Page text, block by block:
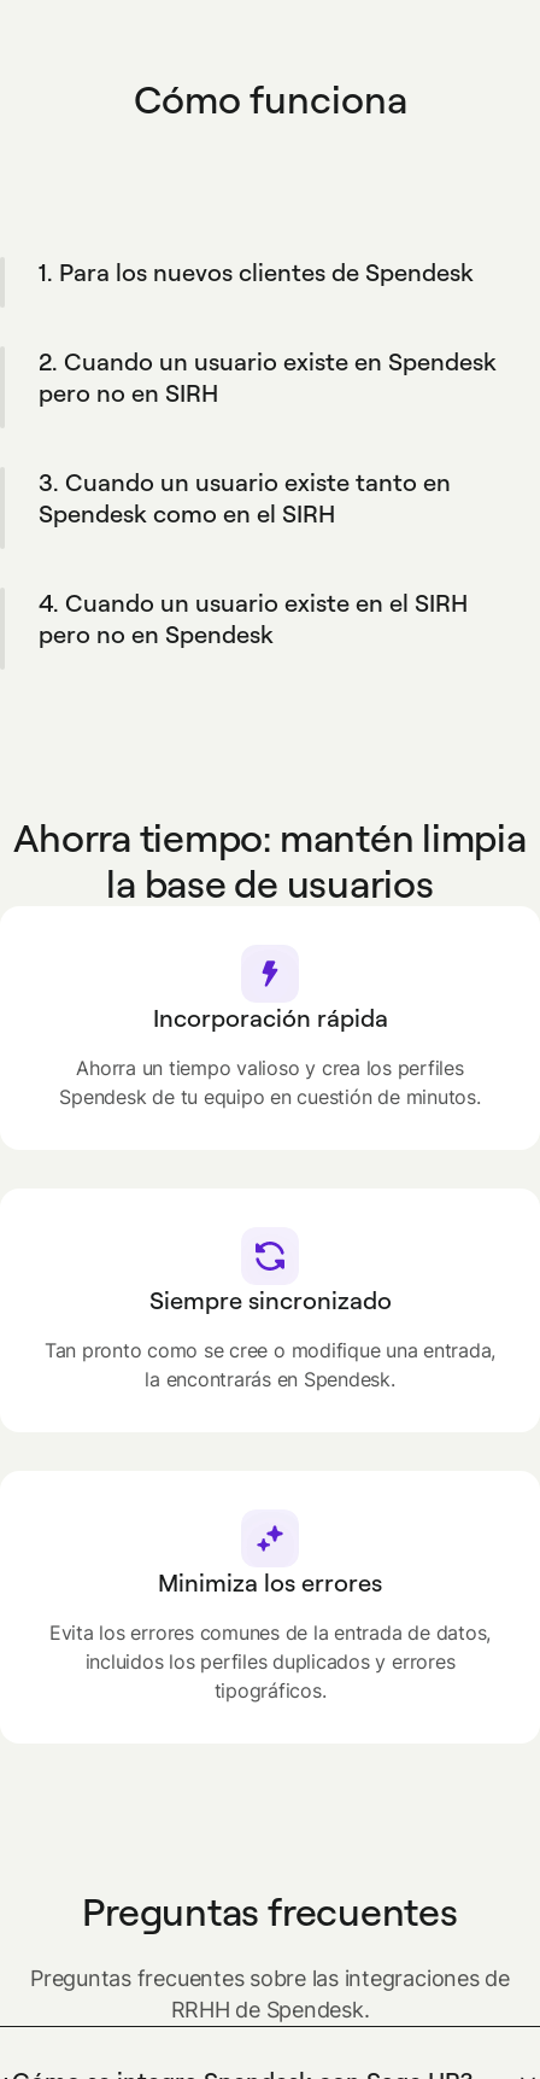
Cómo funciona
1. Para los nuevos clientes de Spendesk
los perfiles de Spendesk de su equipo para
que coincidan con su SIRH y sus reglas
2. Cuando un usuario existe en Spendesk
pero no en SIRH
información, manteniendo la flexibilidad de
añadir miembros manualmente si lo necesitas.
3. Cuando un usuario existe tanto en
Spendesk como en el SIRH
cambios se reflejan en Spendesk.
4. Cuando un usuario existe en el SIRH
pero no en Spendesk
Ahorra tiempo: mantén limpia
la base de usuarios
Incorporación rápida
Ahorra un tiempo valioso y crea los perfiles
Spendesk de tu equipo en cuestión de minutos.
Siempre sincronizado
Tan pronto como se cree o modifique una entrada,
la encontrarás en Spendesk.
Minimiza los errores
Evita los errores comunes de la entrada de datos,
incluidos los perfiles duplicados y errores
tipográficos.
Preguntas frecuentes
Preguntas frecuentes sobre las integraciones de
RRHH de Spendesk.